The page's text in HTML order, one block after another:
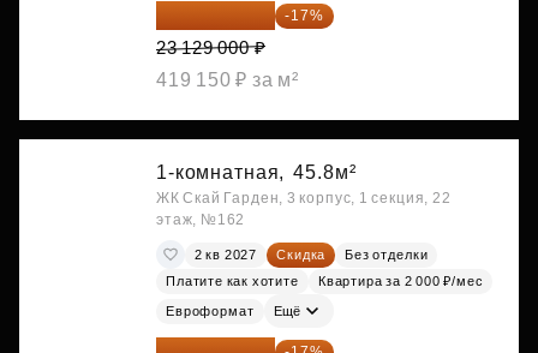
19 197 070 ₽ -17%
23 129 000 ₽
419 150 ₽ за м²
1-комнатная, 45.8м²
ЖК Скай Гарден, 3 корпус, 1 секция, 22
этаж, №162
2 кв 2027 Скидка
Без отделки
Платите как хотите
Квартира за 2 000 ₽/мес
Евроформат Ещё